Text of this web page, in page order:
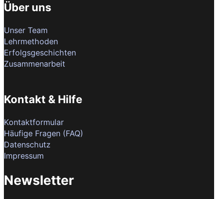
Über uns
Unser Team
Lehrmethoden
Erfolgsgeschichten
Zusammenarbeit
Kontakt & Hilfe
Kontaktformular
Häufige Fragen (FAQ)
Datenschutz
Impressum
Newsletter